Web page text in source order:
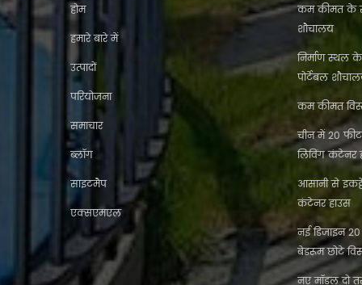
होम
हमारे बारे में
उत्पादों
परियोजना
समाचार
ब्लॉग
साइटमैप
एक्सएमएल
कम कीमत के
शौचालय
निर्माण स्थल
पोर्टेबल
कम कीमत
चीन में 20 फीट
लिविंग कंटेनर
आसानी से
कंटेनर हाउस
नई डिजाइन 20
बेडरूम छोटे
नए मॉडल दो